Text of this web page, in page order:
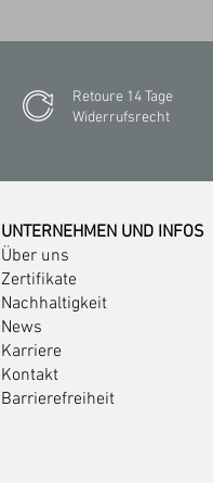
Retoure 14 Tage
Widerrufsrecht
UNTERNEHMEN UND INFOS
Über uns
Zertifikate
Nachhaltigkeit
News
Karriere
Kontakt
Barrierefreiheit